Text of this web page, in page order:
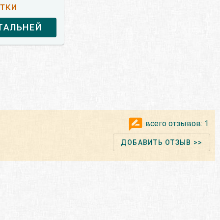
всего отзывов: 1
ДОБАВИТЬ ОТЗЫВ >>